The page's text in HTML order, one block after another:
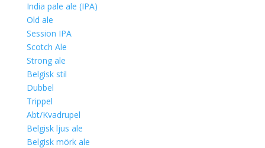
India pale ale (IPA)
Old ale
Session IPA
Scotch Ale
Strong ale
Belgisk stil
Dubbel
Trippel
Abt/Kvadrupel
Belgisk ljus ale
Belgisk mörk ale